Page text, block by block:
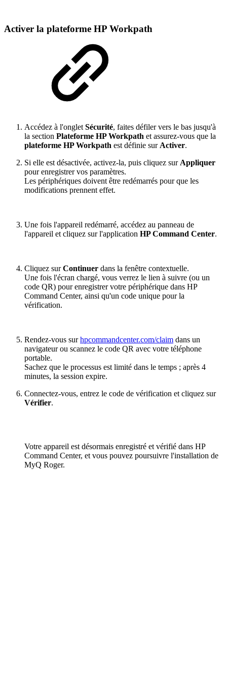
Activer la plateforme HP Workpath
Accédez à l'onglet Sécurité, faites défiler vers le bas jusqu'à
la section Plateforme HP Workpath et assurez-vous que la
plateforme HP Workpath est définie sur Activer.
Si elle est désactivée, activez-la, puis cliquez sur Appliquer
pour enregistrer vos paramètres.
Les périphériques doivent être redémarrés pour que les
modifications prennent effet.
Une fois l'appareil redémarré, accédez au panneau de
l'appareil et cliquez sur l'application HP Command Center.
Cliquez surContinuer dans la fenêtre contextuelle.
Une fois l'écran chargé, vous verrez le lien à suivre (ou un
code QR) pour enregistrer votre périphérique dans HP
Command Center, ainsi qu'un code unique pour la
vérification.
Rendez-vous surhpcommandcenter.com/claim dans un
navigateur ou scannez le code QR avec votre téléphone
portable.
Sachez que le processus est limité dans le temps ; après 4
minutes, la session expire.
Connectez-vous, entrez le code de vérification et cliquez sur
Vérifier.
Votre appareil est désormais enregistré et vérifié dans HP
Command Center, et vous pouvez poursuivre l'installation de
MyQ Roger.